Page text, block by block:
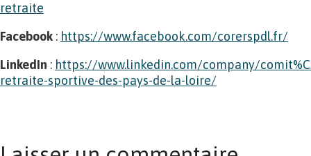
retraite
Facebook : https://www.facebook.com/corerspdl.fr/
LinkedIn : https://www.linkedin.com/company/
retraite-sportive-des-pays-de-la-loire/